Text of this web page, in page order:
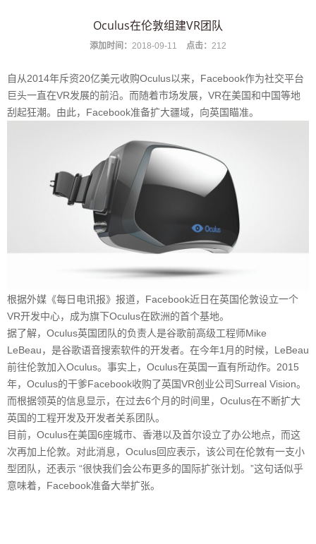
Oculus在伦敦组建VR团队
添加时间： 2018-09-11 点击： 212
自从2014年斥资20亿美元收购Oculus以来，Facebook作为社交平台
巨头一直在VR发展的前沿。而随着市场发展，VR在美国和中国等地
刮起狂潮。由此，Facebook准备扩大疆域，向英国瞄准。
根据外媒《每日电讯报》报道，Facebook近日在英国伦敦设立一个
VR开发中心，成为旗下Oculus在欧洲的首个基地。
据了解，Oculus英国团队的负责人是谷歌前高级工程师Mike
LeBeau，是谷歌语音搜索软件的开发者。在今年1月的时候，LeBeau
前往伦敦加入Oculus。事实上，Oculus在英国一直有所动作。2015
年，Oculus的干爹Facebook收购了英国VR创业公司Surreal Vision。
而根据领英的信息显示，在过去6个月的时间里，Oculus在不断扩大
英国的工程开发及开发者关系团队。
目前，Oculus在美国6座城市、香港以及首尔设立了办公地点，而这
次再加上伦敦。对此消息，Oculus回应表示，该公司在伦敦有一支小
型团队，还表示 “很快我们会公布更多的国际扩张计划。”这句话似乎
意味着，Facebook准备大举扩张。